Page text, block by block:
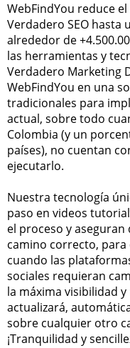
WebFindYou reduce
Verdadero SEO hasta
alrededor de
las herramientas y
Verdadero Marketing
WebFindYou en una
tradicionales para
actual, sobre todo
Colombia (y un
países), no cuentan
ejecutarlo.
Nuestra tecnología
paso en videos
el proceso y
camino correcto,
cuando las
sociales requieran
la máxima visibilidad
actualizará,
sobre cualquier otro
¡Tranquilidad y